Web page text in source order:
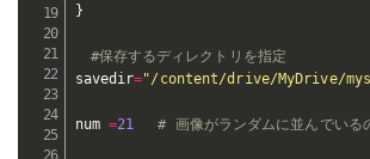
}
#保存するディレクトリを指定
savedir="/content/drive/MyDrive/
num =21 # 画像がランダムに並んでいる